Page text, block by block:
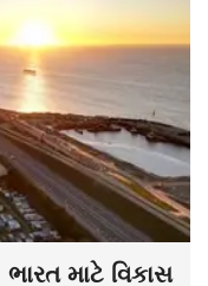
માટે વિકાસ